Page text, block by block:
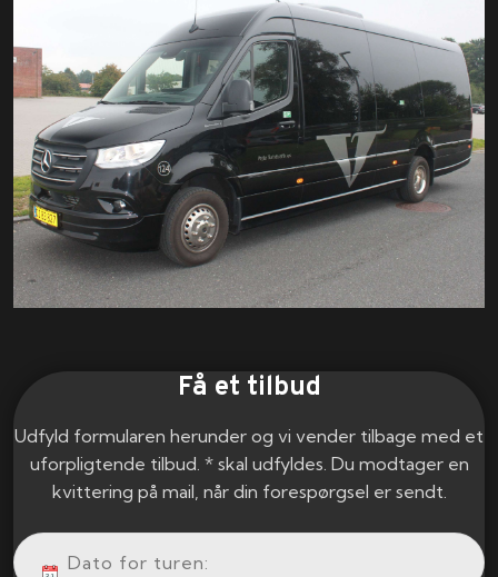
Få et tilbud
Udfyld formularen herunder og vi vender tilbage med et
uforpligtende tilbud. * skal udfyldes. Du modtager en
kvittering på mail, når din forespørgsel er sendt.